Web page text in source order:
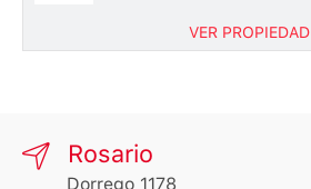
VER PROPIEDAD
Rosario
Dorrego 1178